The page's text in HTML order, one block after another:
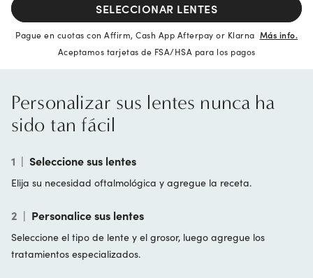
SELECCIONAR LENTES
Pague en cuotas con Affirm, Cash App Afterpay or Klarna Más info.
Aceptamos tarjetas de FSA/HSA para los pagos
Personalizar sus lentes nunca ha
sido tan fácil
1 | Seleccione sus lentes
Elija su necesidad oftalmológica y agregue la receta.
2 | Personalice sus lentes
Seleccione el tipo de lente y el grosor, luego agregue los
tratamientos especializados.